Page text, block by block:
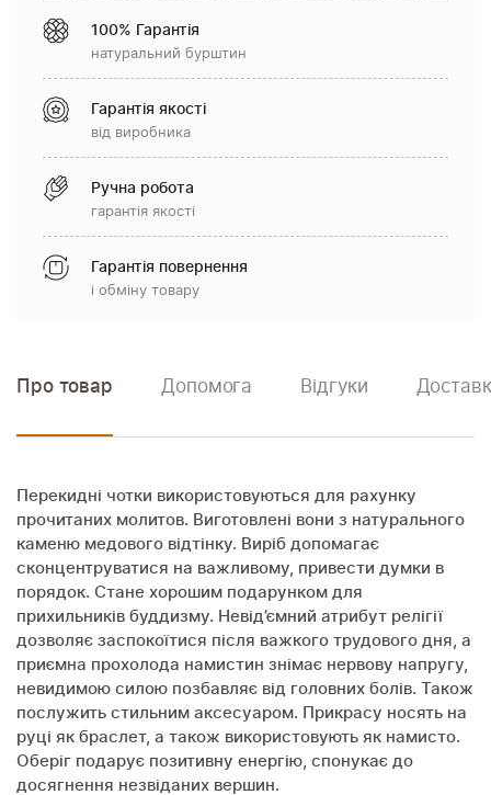
100% Гарантія
натуральний бурштин
Гарантія якості
від виробника
Ручна робота
гарантія якості
Гарантія повернення
і обміну товару
Про товар Допомога Відгуки
Перекидні чотки використовуються для рахунку
прочитаних молитов. Виготовлені вони з натурального
каменю медового відтінку. Виріб допомагає
сконцентруватися на важливому, привести думки в
порядок. Стане хорошим подарунком для
прихильників буддизму. Невід’ємний атрибут релігії
дозволяє заспокоїтися після важкого трудового дня, а
приємна прохолода намистин знімає нервову напругу,
невидимою силою позбавляє від головних болів. Також
послужить стильним аксесуаром. Прикрасу носять на
руці як браслет, а також використовують як намисто.
Оберіг подарує позитивну енергію, спонукає до
досягнення незвіданих вершин.